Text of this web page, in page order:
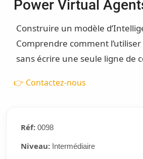
Power Virtual
Construire un modèle
Comprendre comment l’utiliser
sans écrire une seule ligne de
👉 Contactez-nous
Réf:0098
Niveau:Intermédiaire